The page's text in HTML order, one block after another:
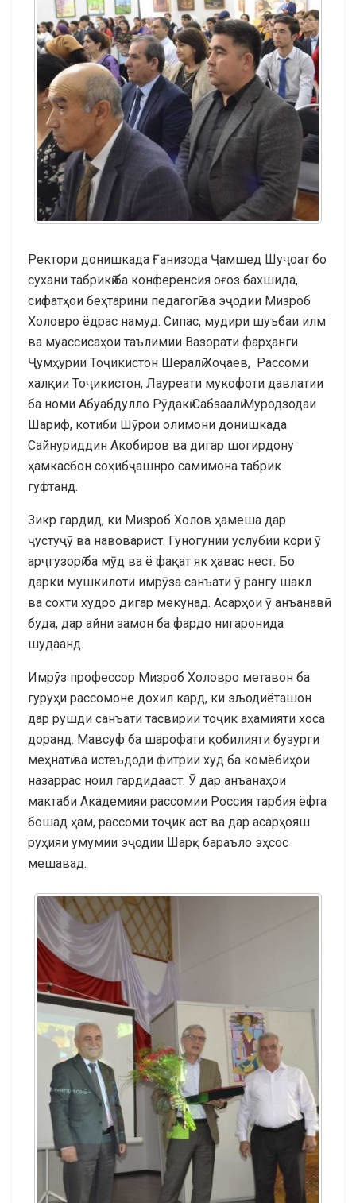
Ректори донишкада Ғанизода Ҷамшед Шуҷоат бо
сухани табрикӣ ба конференсия оғоз бахшида,
сифатҳои беҳтарини педагогӣ ва эҷодии Мизроб
Холовро ёдрас намуд. Сипас, мудири шуъбаи илм
ва муассисаҳои таълимии Вазорати фарҳанги
Ҷумҳурии Тоҷикистон Шералӣ Хоҷаев, Рассоми
халқии Тоҷикистон, Лауреати мукофоти давлатии
ба номи Абуабдулло Рӯдакӣ Сабзаалӣ Муродзодаи
Шариф, котиби Шӯрои олимони донишкада
Сайнуриддин Акобиров ва дигар шогирдону
ҳамкасбон соҳибҷашнро самимона табрик
гуфтанд.
Зикр гардид, ки Мизроб Холов ҳамеша дар
ҷустуҷӯ ва навоварист. Гуногунии услубии кори ӯ
арҷгузорӣ ба мӯд ва ё фақат як ҳавас нест. Бо
дарки мушкилоти имрӯза санъати ӯ рангу шакл
ва сохти худро дигар мекунад. Асарҳои ӯ анъанавӣ
буда, дар айни замон ба фардо нигаронида
шудаанд.
Имрўз профессор Мизроб Холовро метавон ба
гуруҳи рассомоне дохил кард, ки эљодиёташон
дар рушди санъати тасвирии тоҷик аҳамияти хоса
доранд. Мавсуф ба шарофати қобилияти бузурги
меҳнатӣ ва истеъдоди фитрии худ ба комёбиҳои
назаррас ноил гардидааст. Ӯ дар анъанаҳои
мактаби Академияи рассомии Россия тарбия ёфта
бошад ҳам, рассоми тоҷик аст ва дар асарҳояш
руҳияи умумии эҷодии Шарқ бараъло эҳсос
мешавад.